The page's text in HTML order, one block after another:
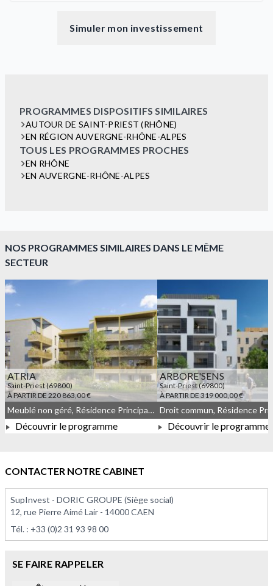
Simuler mon investissement
PROGRAMMES DISPOSITIFS SIMILAIRES
AUTOUR DE SAINT-PRIEST (RHÔNE)
EN RÉGION AUVERGNE-RHÔNE-ALPES
TOUS LES PROGRAMMES PROCHES
EN RHÔNE
EN AUVERGNE-RHÔNE-ALPES
NOS PROGRAMMES SIMILAIRES DANS LE MÊME
SECTEUR
ATRIA
Saint-Priest (69800)
À PARTIR DE 220 863,00 €
À PARTIR DE 220 863,00 €
Meublé non géré, Résidence Principale, Droit commun
Découvrir le programme
ARBORE'SENS
Saint-Priest (69800)
À PARTIR DE 319 000,00 €
Découvrir le programme
CONTACTER NOTRE CABINET
SupInvest - DORIC GROUPE (Siège social)
12, rue Pierre Aimé Lair - 14000 CAEN
Tél. : +33 (0)2 31 93 98 00
SE FAIRE RAPPELER